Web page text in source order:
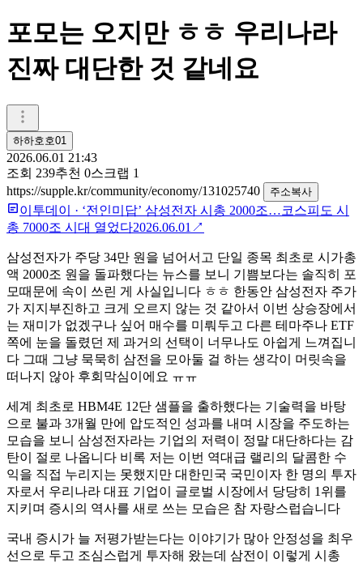
포모는 오지만 ㅎㅎ 우리나라
진짜 대단한 것 같네요
하하호호01
2026.06.01 21:43
조회 239추천 0스크랩 1
https://supple.kr/community/economy/131025740
주소복사
이투데이 · ‘전인미답’ 삼성전자 시총 2000조…코스피도 시
총 7000조 시대 열었다2026.06.01 ↗
삼성전자가 주당 34만 원을 넘어서고 단일 종목 최초로 시가총
액 2000조 원을 돌파했다는 뉴스를 보니 기쁨보다는 솔직히 포
모때문에 속이 쓰린 게 사실입니다 ㅎㅎ 한동안 삼성전자 주가
가 지지부진하고 크게 오르지 않는 것 같아서 이번 상승장에서
는 재미가 없겠구나 싶어 매수를 미뤄두고 다른 테마주나 ETF
쪽에 눈을 돌렸던 제 과거의 선택이 너무나도 아쉽게 느껴집니
다 그때 그냥 묵묵히 삼전을 모아둘 걸 하는 생각이 머릿속을
떠나지 않아 후회막심이에요 ㅠㅠ
세계 최초로 HBM4E 12단 샘플을 출하했다는 기술력을 바탕
으로 불과 3개월 만에 압도적인 성과를 내며 시장을 주도하는
모습을 보니 삼성전자라는 기업의 저력이 정말 대단하다는 감
탄이 절로 나옵니다 비록 저는 이번 역대급 랠리의 달콤한 수
익을 직접 누리지는 못했지만 대한민국 국민이자 한 명의 투자
자로서 우리나라 대표 기업이 글로벌 시장에서 당당히 1위를
지키며 증시의 역사를 새로 쓰는 모습은 참 자랑스럽습니다
국내 증시가 늘 저평가받는다는 이야기가 많아 안정성을 최우
선으로 두고 조심스럽게 투자해 왔는데 삼전이 이렇게 시총